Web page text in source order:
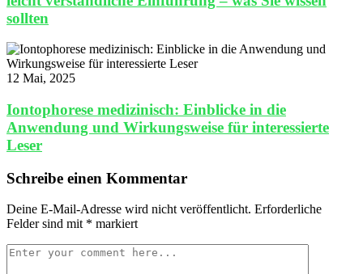
sollten
12 Mai, 2025
Iontophorese medizinisch: Einblicke in die
Anwendung und Wirkungsweise für interessierte
Leser
Schreibe einen Kommentar
Deine E-Mail-Adresse wird nicht veröffentlicht. Erforderliche
Felder sind mit * markiert